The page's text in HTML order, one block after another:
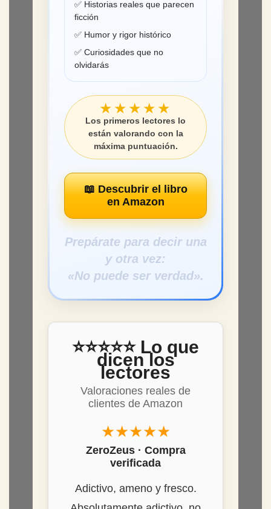
creer que ocurrieran de verdad.
ficción
olvidarás
★★★★★
Los primeros lectores lo
están valorando con la
máxima puntuación.
📖 Descubrir el libro
en Amazon
Prepárate para decir una
y otra vez:
⭐⭐⭐⭐⭐ Lo que
dicen los
lectores
Valoraciones reales de
★★★★★
ZeroZeus · Compra
verificada